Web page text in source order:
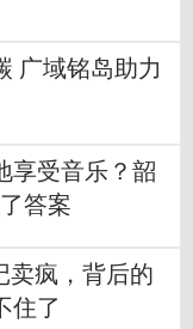
广域铭岛助力
享受音乐？韶
答案
卖疯，背后的
住了